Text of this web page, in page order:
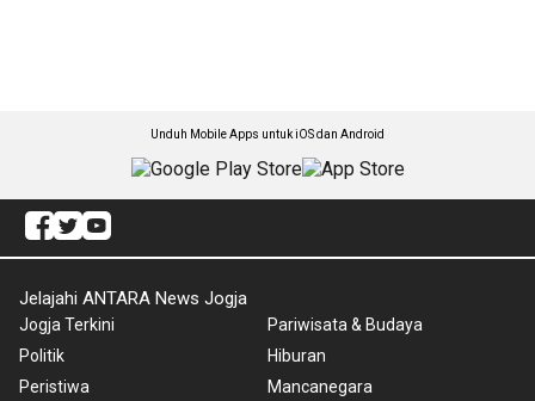
Unduh Mobile Apps untuk iOS dan Android
Jelajahi ANTARA News Jogja
Jogja Terkini
Politik
Peristiwa
Pariwisata & Budaya
Hiburan
Mancanegara